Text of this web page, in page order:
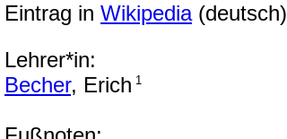
Eintrag in Wikipedia(deutsch)
Lehrer*in:
Becher, Erich 1